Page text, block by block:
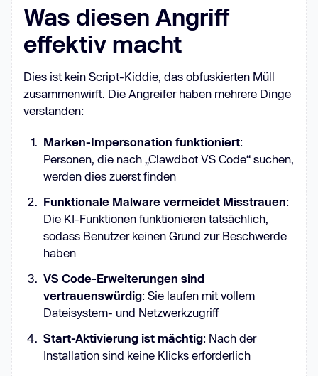
Was diesen Angriff
effektiv macht
Dies ist kein Script-Kiddie, das obfuskierten Müll
zusammenwirft. Die Angreifer haben mehrere Dinge
verstanden:
Marken-Impersonation funktioniert:
Personen, die nach „Clawdbot VS Code“ suchen,
werden dies zuerst finden
Funktionale Malware vermeidet Misstrauen:
Die KI-Funktionen funktionieren tatsächlich,
sodass Benutzer keinen Grund zur Beschwerde
haben
VS Code-Erweiterungen sind
vertrauenswürdig: Sie laufen mit vollem
Dateisystem- und Netzwerkzugriff
Start-Aktivierung ist mächtig: Nach der
Installation sind keine Klicks erforderlich